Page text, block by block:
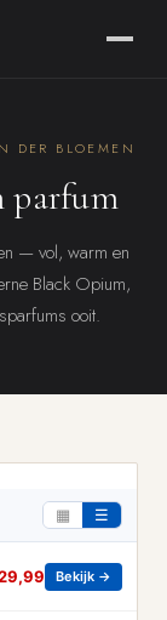
DER BLOEMEN
parfum
— vol, warm en
Black Opium,
ooit.
▦ ☰
Bekijk →